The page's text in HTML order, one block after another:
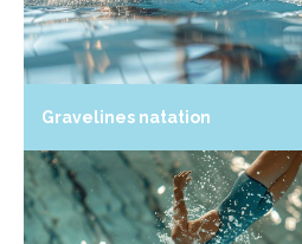
Gravelines natation